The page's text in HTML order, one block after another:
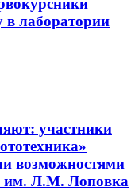
лаборатории
участники
возможностями
им. Л.М. Лоповка